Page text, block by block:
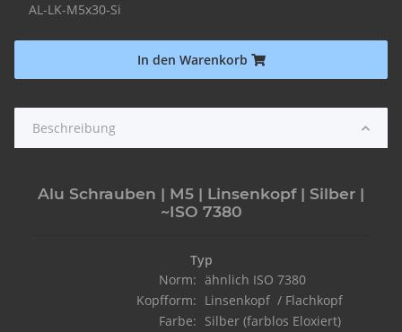
AL-LK-M5x30-Si
In den Warenkorb
Beschreibung
Alu Schrauben | M5 | Linsenkopf | Silber |
~ISO 7380
Typ
Norm: ähnlich ISO 7380
Kopfform: Linsenkopf / Flachkopf
Farbe: Silber (farblos Eloxiert)